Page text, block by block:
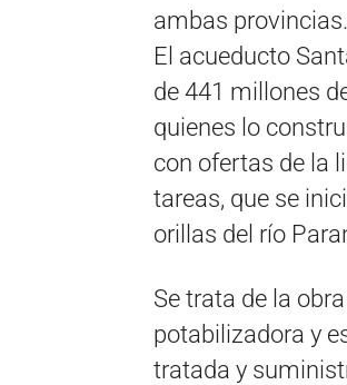
ambas provincias.
El acueducto
de 441 millones
quienes lo
con ofertas de la
tareas, que se
orillas del río
Se trata de la
potabilizadora y
tratada y